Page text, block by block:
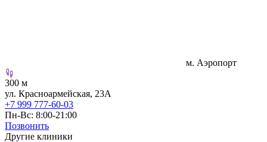
м. Аэропорт
300 м
ул. Красноармейская, 23А
+7 999 777-60-03
Пн-Вс: 8:00-21:00
Позвонить
Другие клиники